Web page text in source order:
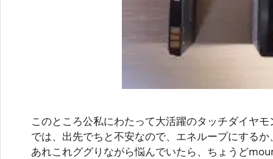
このところ公私にわたって大活躍のタッチダイヤ
では、出先でちと不安なので、エネループにする
あれこれググりながら悩んでいたら、ちょうど